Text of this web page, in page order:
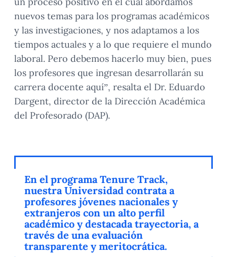
nuevos temas para los programas académicos
y las investigaciones, y nos adaptamos a los
tiempos actuales y a lo que requiere el mundo
laboral. Pero debemos hacerlo muy bien, pues
los profesores que ingresan desarrollarán su
carrera docente aquí”, resalta el Dr. Eduardo
Dargent, director de la Dirección Académica
del Profesorado (DAP).
En el programa Tenure Track,
nuestra Universidad contrata a
profesores jóvenes nacionales y
extranjeros con un alto perfil
académico y destacada trayectoria, a
través de una evaluación
transparente y meritocrática.